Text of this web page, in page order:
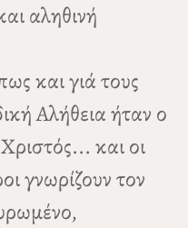
αληθινή
και γιά τους
Αλήθεια ήταν ο
και οι
γνωρίζουν τον